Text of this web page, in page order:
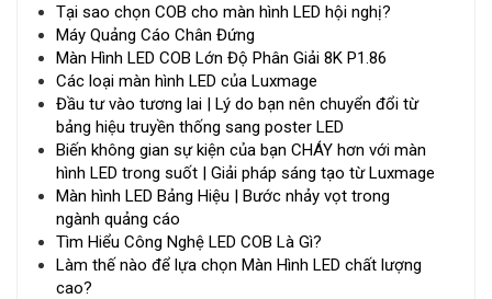
Tại sao chọn COB cho màn hình LED hội nghị?
Máy Quảng Cáo Chân Đứng
Màn Hình LED COB Lớn Độ Phân Giải 8K P1.86
Các loại màn hình LED của Luxmage
Đầu tư vào tương lai | Lý do bạn nên chuyển đổi từ
bảng hiệu truyền thống sang poster LED
Biến không gian sự kiện của bạn CHÁY hơn với màn
hình LED trong suốt | Giải pháp sáng tạo từ Luxmage
Màn hình LED Bảng Hiệu | Bước nhảy vọt trong
ngành quảng cáo
Tìm Hiểu Công Nghệ LED COB Là Gì?
Làm thế nào để lựa chọn Màn Hình LED chất lượng
cao?